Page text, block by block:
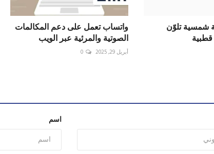
شمسية تلوّن
قطبية
واتساب تعمل على دعم المكالمات
الصوتية والمرئية عبر الويب
أبريل 29, 2025 0
اسم